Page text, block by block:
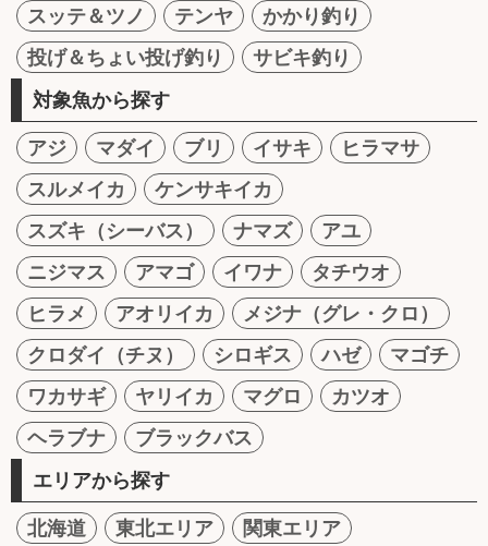
スッテ＆ツノ
テンヤ
かかり釣り
投げ＆ちょい投げ釣り
サビキ釣り
対象魚から探す
アジ マダイ ブリ イサキ
ヒラマサ
スルメイカ
ケンサキイカ
スズキ（シーバス）
ナマズ
アユ
ニジマス
アマゴ イワナ
タチウオ
ヒラメ
アオリイカ
メジナ（グレ・クロ）
クロダイ（チヌ）
シロギス ハゼ
マゴチ
ワカサギ
ヤリイカ マグロ
カツオ
ヘラブナ
ブラックバス
エリアから探す
北海道 東北エリア
関東エリア